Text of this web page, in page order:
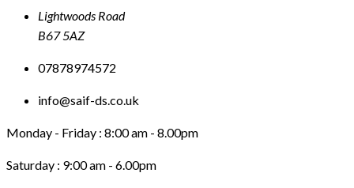
Lightwoods Road
B67 5AZ
07878974572
info@saif-ds.co.uk
Monday - Friday : 8:00 am - 8.00pm
Saturday : 9:00 am - 6.00pm